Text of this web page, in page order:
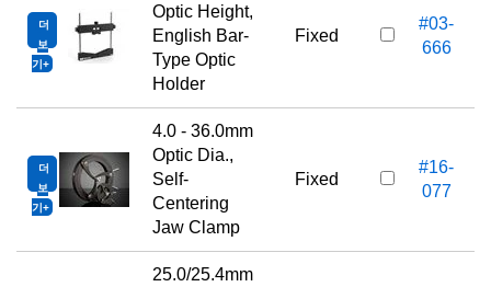
더
보
기
Optic Height,
English Bar-
Type Optic
Holder
Fixed
#03-
666
더
보
기
4.0 - 36.0mm
Optic Dia.,
Self-
Centering
Jaw Clamp
Fixed
#16-
077
25.0/25.4mm